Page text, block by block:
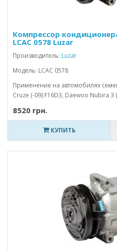
Компрессор
LCAC 0578 Luzar
Производитель: Luzar
Модель: LCAC 0578
Применение на автомобилях
Cruze (-09) F16D3, Daewoo Nubira 3
8520 грн.
КУПИТЬ